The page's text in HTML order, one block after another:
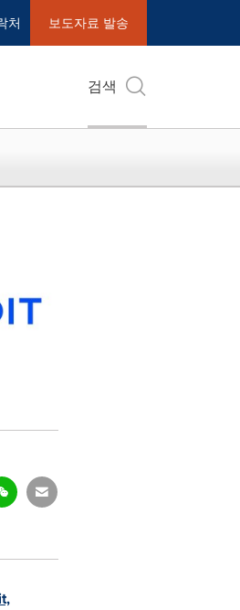
처 보도자료 발송
검색